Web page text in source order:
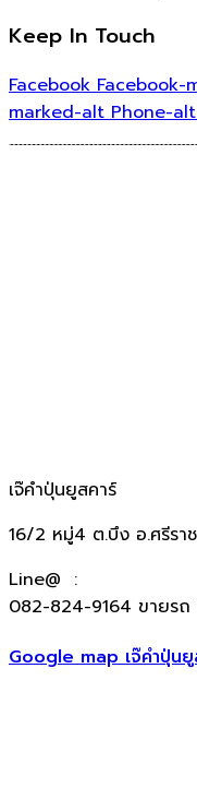
Keep In Touch
Facebook Facebook-
marked-alt Phone-alt
เจ๊คำปุ่นยูสคาร์
16/2 หมู่4 ต.บึง อ.ศรีรา
​Line@ :
082-824-9164 ขายร
Google map เจ๊คำปุ่น